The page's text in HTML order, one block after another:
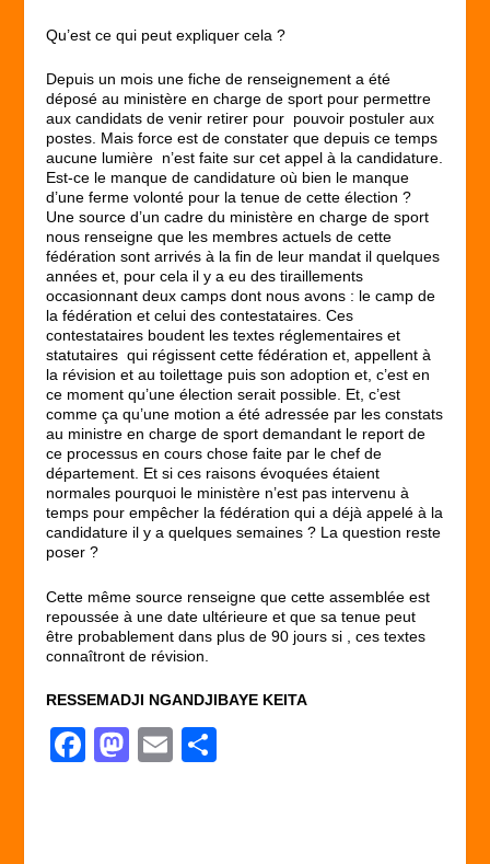
Qu’est ce qui peut expliquer cela ?
Depuis un mois une fiche de renseignement a été
déposé au ministère en charge de sport pour permettre
aux candidats de venir retirer pour pouvoir postuler aux
postes. Mais force est de constater que depuis ce temps
aucune lumière n’est faite sur cet appel à la candidature.
Est-ce le manque de candidature où bien le manque
d’une ferme volonté pour la tenue de cette élection ?
Une source d’un cadre du ministère en charge de sport
nous renseigne que les membres actuels de cette
fédération sont arrivés à la fin de leur mandat il quelques
années et, pour cela il y a eu des tiraillements
occasionnant deux camps dont nous avons : le camp de
la fédération et celui des contestataires. Ces
contestataires boudent les textes réglementaires et
statutaires qui régissent cette fédération et, appellent à
la révision et au toilettage puis son adoption et, c’est en
ce moment qu’une élection serait possible. Et, c’est
comme ça qu’une motion a été adressée par les constats
au ministre en charge de sport demandant le report de
ce processus en cours chose faite par le chef de
département. Et si ces raisons évoquées étaient
normales pourquoi le ministère n’est pas intervenu à
temps pour empêcher la fédération qui a déjà appelé à la
candidature il y a quelques semaines ? La question reste
poser ?
Cette même source renseigne que cette assemblée est
repoussée à une date ultérieure et que sa tenue peut
être probablement dans plus de 90 jours si , ces textes
connaîtront de révision.
RESSEMADJI NGANDJIBAYE KEITA
F
M
E